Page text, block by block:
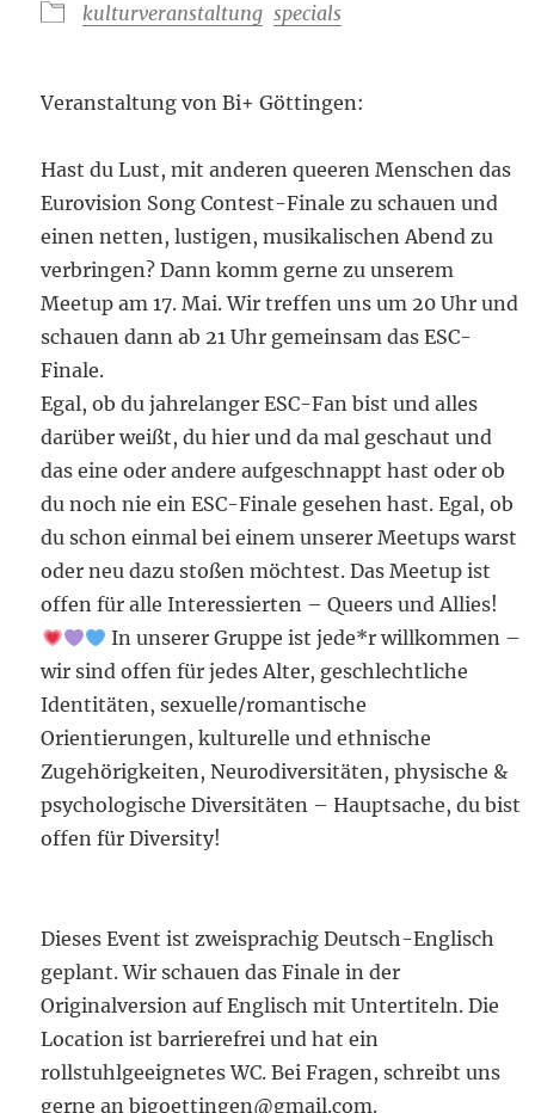
kulturveranstaltung specials
Veranstaltung von Bi+ Göttingen:
Hast du Lust, mit anderen queeren Menschen das
Eurovision Song Contest-Finale zu schauen und
einen netten, lustigen, musikalischen Abend zu
verbringen? Dann komm gerne zu unserem
Meetup am 17. Mai. Wir treffen uns um 20 Uhr und
schauen dann ab 21 Uhr gemeinsam das ESC-
Finale.
Egal, ob du jahrelanger ESC-Fan bist und alles
darüber weißt, du hier und da mal geschaut und
das eine oder andere aufgeschnappt hast oder ob
du noch nie ein ESC-Finale gesehen hast. Egal, ob
du schon einmal bei einem unserer Meetups warst
oder neu dazu stoßen möchtest. Das Meetup ist
offen für alle Interessierten – Queers und Allies!
In unserer Gruppe ist jede*r willkommen –
wir sind offen für jedes Alter, geschlechtliche
Identitäten, sexuelle/romantische
Orientierungen, kulturelle und ethnische
Zugehörigkeiten, Neurodiversitäten, physische &
psychologische Diversitäten – Hauptsache, du bist
offen für Diversity!
Dieses Event ist zweisprachig Deutsch-Englisch
geplant. Wir schauen das Finale in der
Originalversion auf Englisch mit Untertiteln. Die
Location ist barrierefrei und hat ein
rollstuhlgeeignetes WC. Bei Fragen, schreibt uns
gerne an bigoettingen@gmail.com.